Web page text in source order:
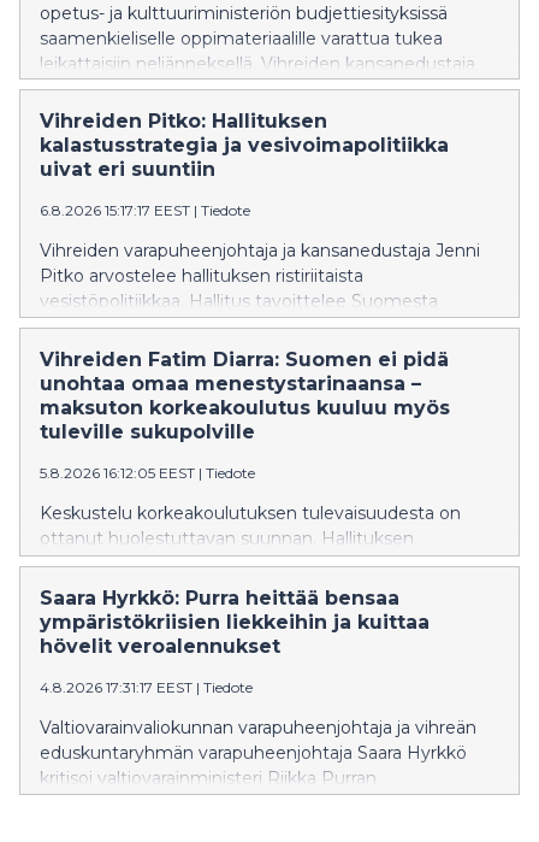
opetus- ja kulttuuriministeriön budjettiesityksissä
saamenkieliselle oppimateriaalille varattua tukea
leikattaisiin neljänneksellä. Vihreiden kansanedustaja
Inka Hopsu vaatii hallitusta kunnioittamaan ja
vahvistamaan saamelaisten oikeuksia ja perumaan
leikkauksen syksyn budjettiriihessä.
Vihreiden Pitko: Hallituksen
kalastusstrategia ja vesivoimapolitiikka
uivat eri suuntiin
6.8.2026 15:17:17 EEST | Tiedote
Vihreiden varapuheenjohtaja ja kansanedustaja Jenni
Pitko arvostelee hallituksen ristiriitaista
vesistöpolitiikkaa. Hallitus tavoittelee Suomesta
Euroopan johtavaa kalastusmatkailumaata, mutta
samaan aikaan sen vesilakiesitys hidastaa
vaelluskalojen nousureittien avaamista
vuosikymmenillä. Pitko vaatii vesilakiin sitovaa
aikataulua vaelluskalojen nousuesteiden purkamiseksi
Vihreiden Fatim Diarra: Suomen ei pidä
unohtaa omaa menestystarinaansa –
maksuton korkeakoulutus kuuluu myös
tuleville sukupolville
5.8.2026 16:12:05 EEST | Tiedote
Keskustelu korkeakoulutuksen tulevaisuudesta on
ottanut huolestuttavan suunnan. Hallituksen
suunnittelemat muutokset eivät ole yksittäisiä teknisiä
uudistuksia, vaan ne näyttävät olevan osa kehitystä,
joka vie Suomea askel askeleelta pois maksuttoman
korkeakoulutuksen periaatteesta. Ministeri on
säilyy maksuttomana vuoteen 2040 asti, samalla kun
hallitus valmistelee muutoksia, jotka mahdollistaisivat
kokonaisen tutkinnon suorittamisen maksullisena
avoimessa korkeakoulussa.
Saara Hyrkkö: Purra heittää bensaa
ympäristökriisien liekkeihin ja kuittaa
hövelit veroalennukset
4.8.2026 17:31:17 EEST | Tiedote
Valtiovarainvaliokunnan varapuheenjohtaja ja vihreän
eduskuntaryhmän varapuheenjohtaja Saara Hyrkkö
kritisoi valtiovarainministeri Riikka Purran